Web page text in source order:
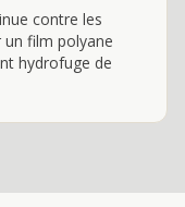
contre les
film polyane
hydrofuge de